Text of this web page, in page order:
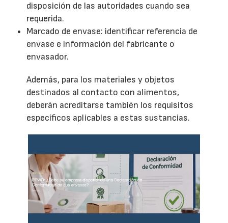
disposición de las autoridades cuando sea
requerida.
Marcado de envase: identificar referencia de
envase e información del fabricante o
envasador.
Además, para los materiales y objetos
destinados al contacto con alimentos,
deberán acreditarse también los requisitos
específicos aplicables a estas sustancias.